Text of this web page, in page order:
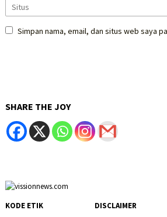
Simpan nama, email, dan situs web saya
SHARE THE JOY
KODE ETIK DISCLAIMER